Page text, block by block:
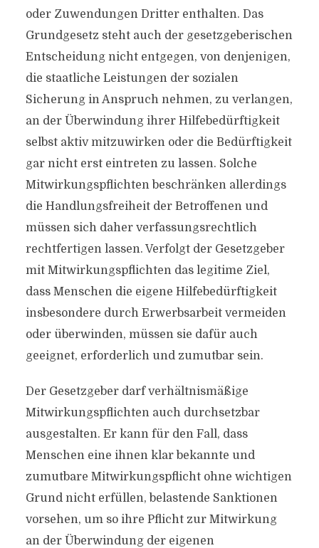
oder Zuwendungen Dritter enthalten. Das
Grundgesetz steht auch der gesetzgeberischen
Entscheidung nicht entgegen, von denjenigen,
die staatliche Leistungen der sozialen
Sicherung in Anspruch nehmen, zu verlangen,
an der Überwindung ihrer Hilfebedürftigkeit
selbst aktiv mitzuwirken oder die Bedürftigkeit
gar nicht erst eintreten zu lassen. Solche
Mitwirkungspflichten beschränken allerdings
die Handlungsfreiheit der Betroffenen und
müssen sich daher verfassungsrechtlich
rechtfertigen lassen. Verfolgt der Gesetzgeber
mit Mitwirkungspflichten das legitime Ziel,
dass Menschen die eigene Hilfebedürftigkeit
insbesondere durch Erwerbsarbeit vermeiden
oder überwinden, müssen sie dafür auch
geeignet, erforderlich und zumutbar sein.
Der Gesetzgeber darf verhältnismäßige
Mitwirkungspflichten auch durchsetzbar
ausgestalten. Er kann für den Fall, dass
Menschen eine ihnen klar bekannte und
zumutbare Mitwirkungspflicht ohne wichtigen
Grund nicht erfüllen, belastende Sanktionen
vorsehen, um so ihre Pflicht zur Mitwirkung
an der Überwindung der eigenen